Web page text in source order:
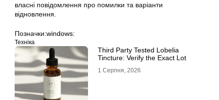
власні повідомлення про помилки та варіанти
відновлення.
Позначки:windows:
Техніка
Third Party Tested Lobelia
Tincture: Verify the Exact Lot
1 Серпня, 2026